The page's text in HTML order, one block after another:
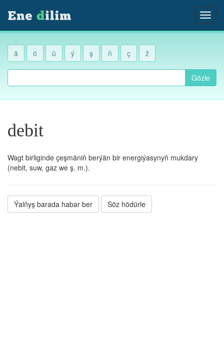
ä ö ü ý ş ň ç ž
Gözle
debit
Wagt birliginde çeşmäniň berýän bir energiýasynyň mukdary
(nebit, suw, gaz we ş. m.).
Ýalňyş barada habar ber Söz hödürle